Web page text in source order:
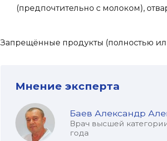
(предпочтительно с молоком),
Запрещённые продукты (полностью
Мнение эксперта
Баев Александр
Врач высшей
года